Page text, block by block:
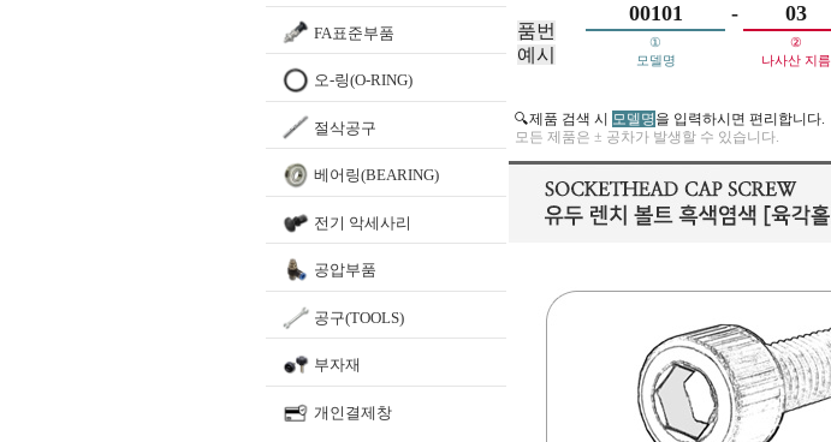
FA표준부품
오-링(O-RING)
절삭공구
베어링(BEARING)
전기 악세사리
공압부품
공구(TOOLS)
부자재
개인결제창
품번
예시
00101 - 03
①
모델명
②
나사산 지름
🔍제품 검색 시 모델명을 입력하시면 편리합니다.
모든 제품은 ± 공차가 발생할 수 있습니다.